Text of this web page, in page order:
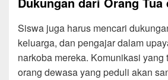
Siswa juga harus mencari
keluarga, dan pengajar dalam
narkoba mereka. Komunikasi yang
orang dewasa yang peduli akan